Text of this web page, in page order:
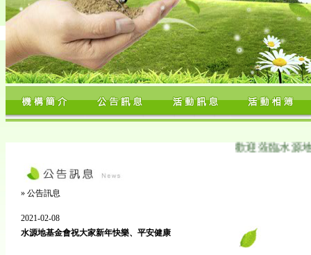
» 公告訊息
2021-02-08
水源地基金會祝大家新年快樂、平安健康